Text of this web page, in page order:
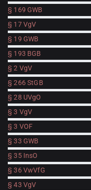
§ 169 GWB
§ 17 VgV
§ 19 GWB
§ 193 BGB
§ 2 VgV
§ 266 StGB
§ 28 UVgO
§ 3 VgV
§ 3 VOF
§ 33 GWB
§ 35 InsO
§ 36 VwVfG
§ 43 VgV